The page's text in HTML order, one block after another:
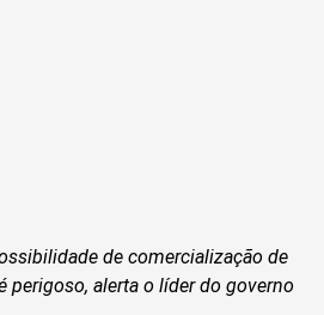
de comercialização de
perigoso, alerta o líder do governo